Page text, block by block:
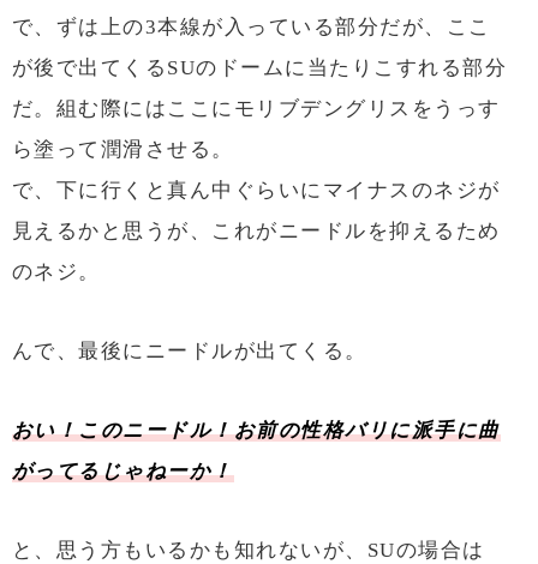
で、ずは上の3本線が入っている部分だが、ここ
が後で出てくるSUのドームに当たりこすれる部分
だ。組む際にはここにモリブデングリスをうっす
ら塗って潤滑させる。
で、下に行くと真ん中ぐらいにマイナスのネジが
見えるかと思うが、これがニードルを抑えるため
のネジ。
んで、最後にニードルが出てくる。
おい！このニードル！お前の性格バリに派手に曲
がってるじゃねーか！
と、思う方もいるかも知れないが、SUの場合は